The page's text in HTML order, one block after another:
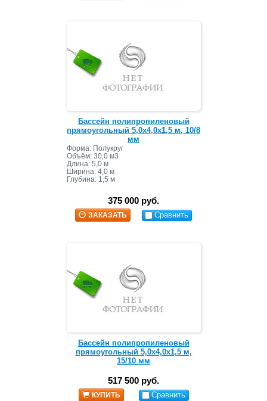
Бассейн полипропиленовый
прямоугольный 5,0х4,0х1,5 м, 10/8
мм
Форма: Полукруг
Объём: 30,0 м3
Длина: 5,0 м
Ширина: 4,0 м
Глубина: 1,5 м
375 000 руб.
ЗАКАЗАТЬ Сравнить
Бассейн полипропиленовый
прямоугольный 5,0х4,0х1,5 м,
15/10 мм
517 500 руб.
КУПИТЬ Сравнить